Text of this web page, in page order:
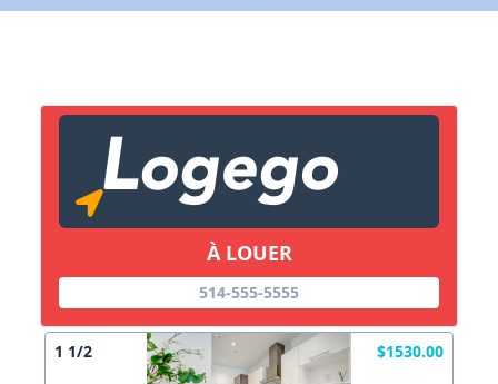
À LOUER
514-555-5555
1 1/2 $1530.00
Lien vers inscription (sera inclus dans courriel)
Copier lien
X Fermer Envoyez
X Fermer